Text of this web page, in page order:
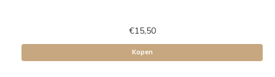
€15,50
Kopen